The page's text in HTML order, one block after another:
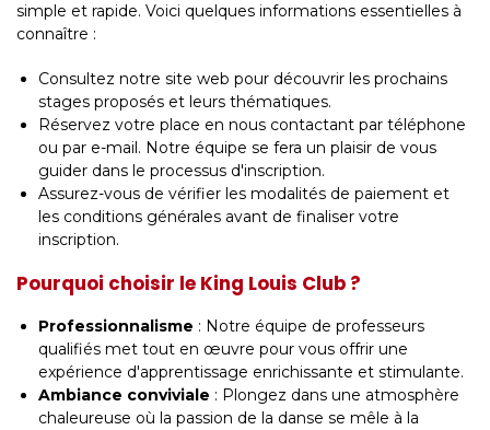
simple et rapide. Voici quelques informations essentielles à
connaître :
Consultez notre site web pour découvrir les prochains
stages proposés et leurs thématiques.
Réservez votre place en nous contactant par téléphone
ou par e-mail. Notre équipe se fera un plaisir de vous
guider dans le processus d'inscription.
Assurez-vous de vérifier les modalités de paiement et
les conditions générales avant de finaliser votre
inscription.
Pourquoi choisir le King Louis Club ?
Professionnalisme : Notre équipe de professeurs
qualifiés met tout en œuvre pour vous offrir une
expérience d'apprentissage enrichissante et stimulante.
Ambiance conviviale : Plongez dans une atmosphère
chaleureuse où la passion de la danse se mêle à la